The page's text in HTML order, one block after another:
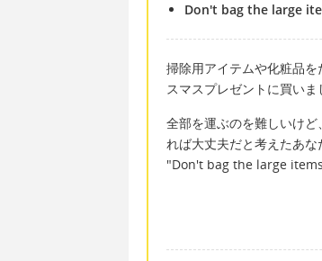
Don't bag the large
掃除用アイテムや化粧品
スマスプレゼントに買いま
全部を運ぶのを難しいけ
れば大丈夫だと考えたあな
"Don't bag the large